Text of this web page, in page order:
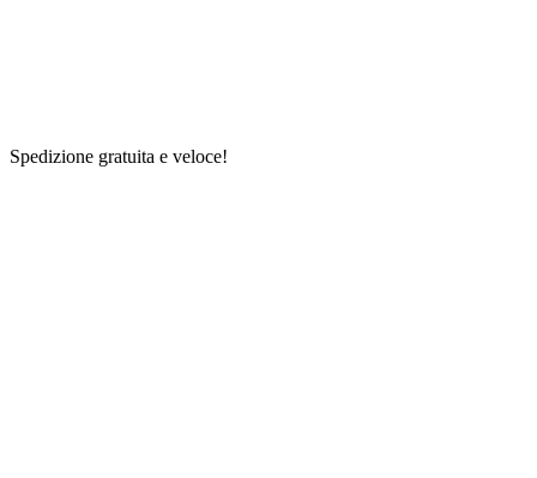
Spedizione gratuita e veloce!